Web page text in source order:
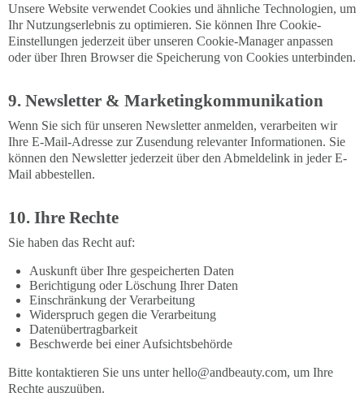
Unsere Website verwendet Cookies und ähnliche Technologien, um
Ihr Nutzungserlebnis zu optimieren. Sie können Ihre Cookie-
Einstellungen jederzeit über unseren Cookie-Manager anpassen
oder über Ihren Browser die Speicherung von Cookies unterbinden.
9. Newsletter & Marketingkommunikation
Wenn Sie sich für unseren Newsletter anmelden, verarbeiten wir
Ihre E-Mail-Adresse zur Zusendung relevanter Informationen. Sie
können den Newsletter jederzeit über den Abmeldelink in jeder E-
Mail abbestellen.
10. Ihre Rechte
Sie haben das Recht auf:
Auskunft über Ihre gespeicherten Daten
Berichtigung oder Löschung Ihrer Daten
Einschränkung der Verarbeitung
Widerspruch gegen die Verarbeitung
Datenübertragbarkeit
Beschwerde bei einer Aufsichtsbehörde
Bitte kontaktieren Sie uns unterhello@andbeauty.com, um Ihre
Rechte auszuüben.